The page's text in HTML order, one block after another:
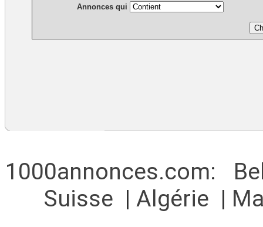
Annonces qui
1000annonces.com:
Suisse | Algérie |